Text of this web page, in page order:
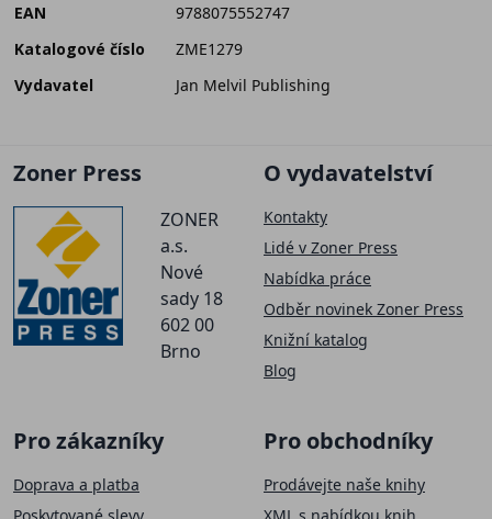
EAN
9788075552747
Katalogové číslo
ZME1279
Vydavatel
Jan Melvil Publishing
Zoner Press
ZONER
a.s.
Nové
sady 18
602 00
Brno
O vydavatelství
Kontakty
Lidé v Zoner Press
Nabídka práce
Odběr novinek Zoner Press
Knižní katalog
Blog
Pro zákazníky
Doprava a platba
Pro obchodníky
Prodávejte naše knihy